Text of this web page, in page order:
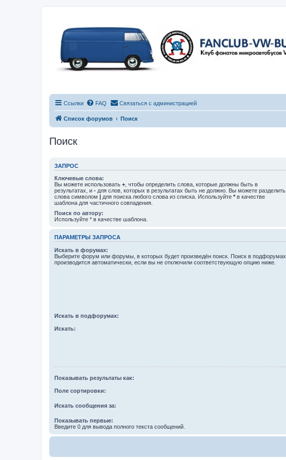
Ссылки FAQ Связаться с администрацией
Список форумов Поиск
Поиск
ЗАПРОС
Ключевые слова:
Вы можете использовать + , чтобы определить слова, которые должны быть в
результатах, и - для слов, которых в результатах быть не должно. Вы можете разделить
слова символом | для поиска любого слова из списка. Используйте * в качестве
шаблона для частичного совпадения.
Поиск по автору:
Используйте * в качестве шаблона.
ПАРАМЕТРЫ ЗАПРОСА
Искать в форумах:
Выберите форум или форумы, в которых будет произведён поиск. Поиск в подфорумах
производится автоматически, если вы не отключили соответствующую опцию ниже.
Искать в подфорумах:
Искать:
Показывать результаты как:
Поле сортировки:
Искать сообщения за:
Показывать первые:
Введите 0 для вывода полного текста сообщений.